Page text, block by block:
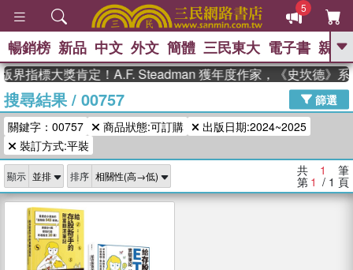
5
GO
高希均教授回憶錄
、 The Odyssey 、 父親節 、 如果歷
史是一群喵 、 暑期推薦 、 國際布克
登輝時代 、 數學女孩：黎曼猜想 、
偉大的迷走神經
暢銷榜 新品 中文 外文 簡體 三民東大 電子書 親子
界指標大獎肯定！A.F. Steadman 獲年度作家，《史坎德》
搜尋結果/ 00757
篩選
關鍵字：00757
商品狀態:可訂購
出版日期:2024~2025
裝訂方式:平裝
顯示 排序 共 1 筆
第 1 / 1 頁